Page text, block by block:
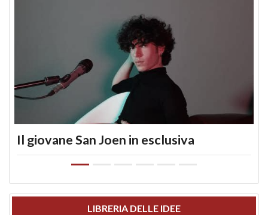
Il giovane San Joen in esclusiva
LIBRERIA DELLE IDEE